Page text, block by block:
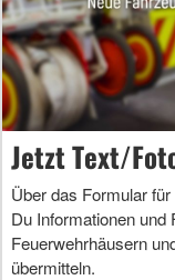
Jetzt Text/
Über das Formular
Du Informationen und
Feuerwehrhäusern
übermitteln.